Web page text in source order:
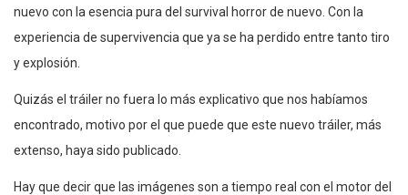
nuevo con la esencia pura del survival horror de nuevo. Con la
experiencia de supervivencia que ya se ha perdido entre tanto tiro
y explosión.
Quizás el tráiler no fuera lo más explicativo que nos habíamos
encontrado, motivo por el que puede que este nuevo tráiler, más
extenso, haya sido publicado.
Hay que decir que las imágenes son a tiempo real con el motor del